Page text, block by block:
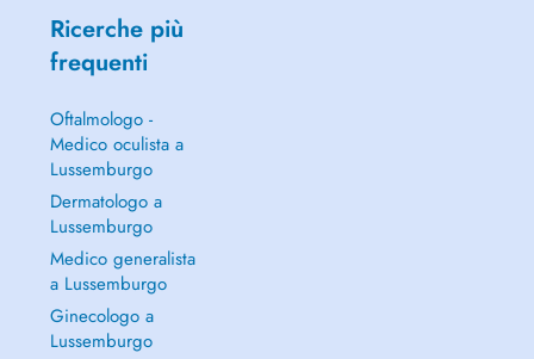
Ricerche più
frequenti
Oftalmologo -
Medico oculista a
Lussemburgo
Dermatologo a
Lussemburgo
Medico generalista
a Lussemburgo
Ginecologo a
Lussemburgo